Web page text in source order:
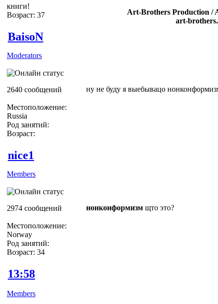
книги!
Возраст: 37
Art-Brothers Production /
art-
BaisoN
Moderators
2640 сообщений
Местоположение:
Russia
Род занятий:
Возраст:
ну не буду я выебывацо
nice1
Members
2974 сообщений
Местоположение:
Norway
Род занятий:
Возраст: 34
нонконформизм щто это?
13:58
Members